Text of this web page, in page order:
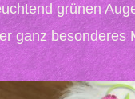
grünen
ganz besonderes